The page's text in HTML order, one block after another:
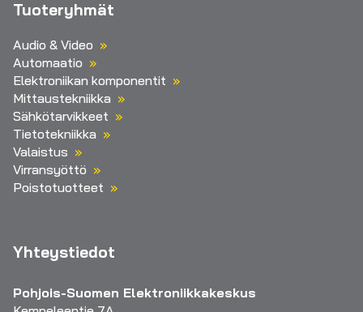
Tuoteryhmät
Audio & Video
Automaatio
Elektroniikan komponentit
Mittaustekniikka
Sähkötarvikkeet
Tietotekniikka
Valaistus
Virransyöttö
Poistotuotteet
Yhteystiedot
Pohjois-Suomen Elektroniikkakeskus